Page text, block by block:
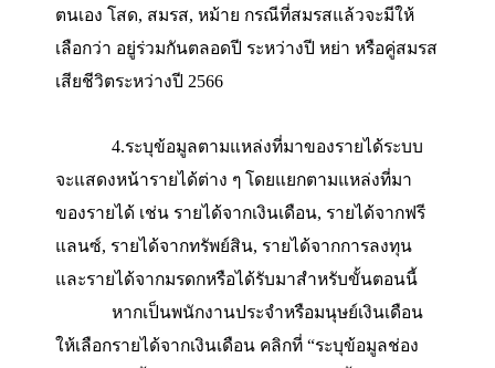
แบบ”เลือกข้อมูลที่จะใช้ในการยื่นภาษี จากนั้นกด
เริ่มยื่นแบบ
3.ตรวจสอบข้อมูลส่วนตัวและใส่สถานะ
ระบบจะแสดงข้อมูลส่วนบุคคลต่างๆทั้งเลขประ
ตัวผู้เสียภาษีอากร,ชื่อ-นามสกุล ,วันเดือนปีเกิด
กิจการส่วนตัว ถ้ามี
ทำการตรวจสอบความถูกต้อง
จากนั้นให้ระบุ
ตนเอง โสด,สมรส,หม้าย กรณีที่สมรสแล้วจะมีให้